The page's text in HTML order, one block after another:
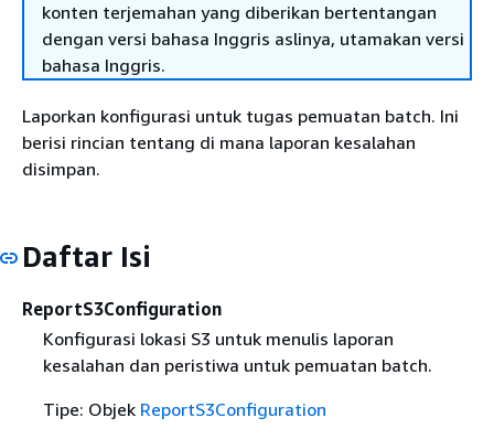
konten terjemahan yang diberikan bertentangan
dengan versi bahasa Inggris aslinya, utamakan versi
bahasa Inggris.
Laporkan konfigurasi untuk tugas pemuatan batch. Ini
berisi rincian tentang di mana laporan kesalahan
disimpan.
Daftar Isi
ReportS3Configuration
Konfigurasi lokasi S3 untuk menulis laporan
kesalahan dan peristiwa untuk pemuatan batch.
Tipe: Objek ReportS3Configuration